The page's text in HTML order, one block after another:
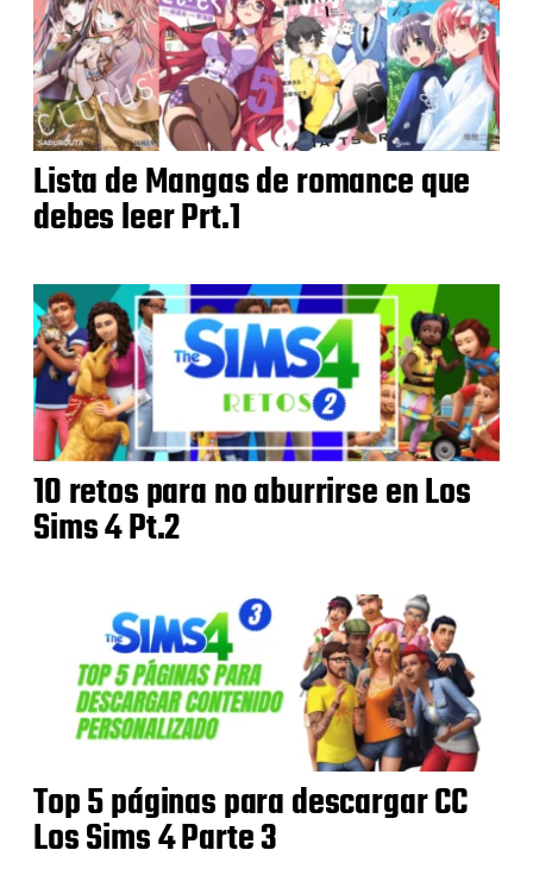
Lista de Mangas de romance que
debes leer Prt.1
10 retos para no aburrirse en Los
Sims 4 Pt.2
Top 5 páginas para descargar CC
Los Sims 4 Parte 3